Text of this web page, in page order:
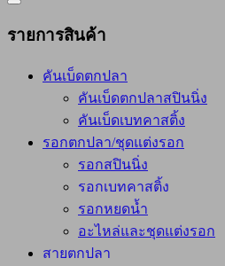
Catalog
รายการสินค้า
คันเบ็ดตกปลา
คันเบ็ดตกปลาสปินนิ่ง
คันเบ็ดเบทคาสติ้ง
รอกตกปลา/ชุดแต่งรอก
รอกสปินนิ่ง
รอกเบทคาสติ้ง
รอกหยดน้ำ
อะไหล่และชุดแต่งรอก
สายตกปลา